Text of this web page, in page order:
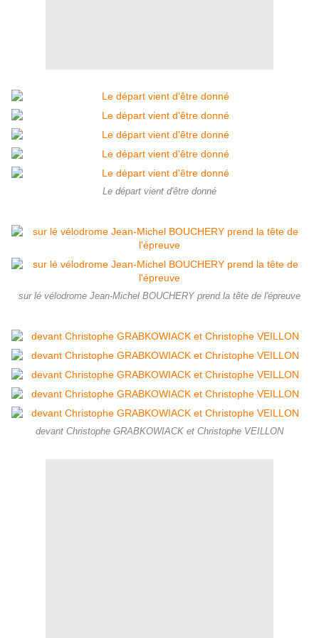
Le départ vient d'être donné
sur lé vélodrome Jean-Michel BOUCHERY prend la tête de l'épreuve
devant Christophe GRABKOWIACK et Christophe VEILLON